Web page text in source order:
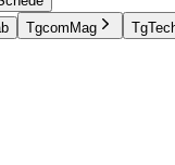
TgcomMag